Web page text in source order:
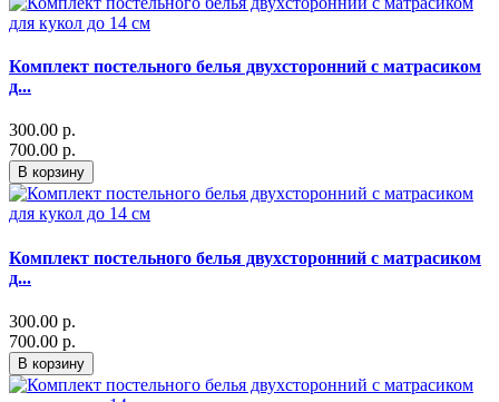
Комплект постельного белья двухсторонний с матрасиком
д...
300.00 р.
700.00 р.
В корзину
Комплект постельного белья двухсторонний с матрасиком
д...
300.00 р.
700.00 р.
В корзину